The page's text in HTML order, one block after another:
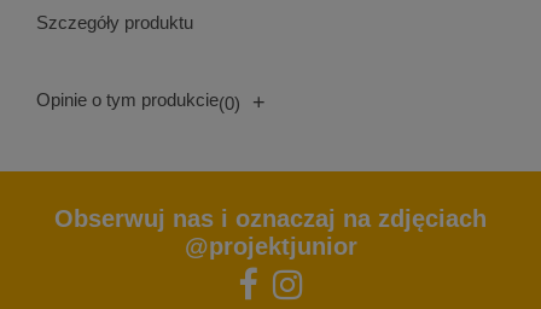
Szczegóły produktu
Opinie o tym produkcie(0) +
Obserwuj nas i oznaczaj na zdjęciach
@projektjunior